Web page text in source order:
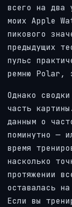
всего на два
моих Apple
пикового
предыдущих
пульс
ремню Polar,
Однако
часть
данным о
поминутно —
время
насколько
протяжении
оставалась
Если вы